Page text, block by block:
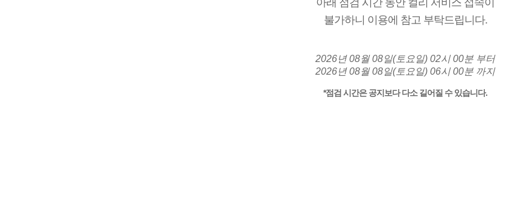
아래 점검 시간 동안 컬리 서비스 접속이
불가하니 이용에 참고 부탁드립니다.
2026년 08월 08일(토요일) 02시 00분 부터
2026년 08월 08일(토요일) 06시 00분 까지
*점검 시간은 공지보다 다소 길어질 수 있습니다.